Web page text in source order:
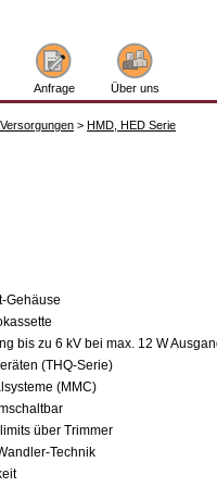
Anfrage Über uns
> HMD, HED Serie
Gehäuse
bis zu 6 kV bei max. 12 W
(THQ-Serie)
(MMC)
über Trimmer
Technik